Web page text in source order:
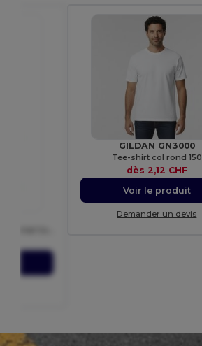
GILDAN GN3000
Tee-shirt col rond 150
dès 2,12 CHF
Voir le produit
Demander un devis